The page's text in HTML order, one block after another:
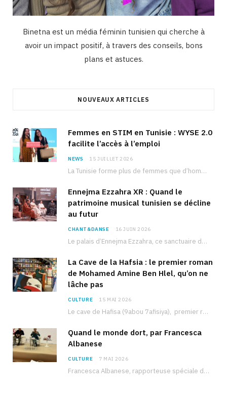
Binetna est un média féminin tunisien qui cherche à
avoir un impact positif, à travers des conseils, bons
plans et astuces.
NOUVEAUX ARTICLES
Femmes en STIM en Tunisie : WYSE 2.0
facilite l’accès à l’emploi
NEWS 15 JUILLET 2026
La Tunisie forme plus de femmes que d’hommes dans les filières scientifiques. Pourtant, pour beaucoup…
Ennejma Ezzahra XR : Quand le
patrimoine musical tunisien se décline
au futur
CHANT&DANSE 16 JUIN 2026
Le palais d’Ennejma Ezzahra, ce sanctuaire de la musique tunisienne et méditerranéenne construit par le…
La Cave de la Hafsia : le premier roman
de Mohamed Amine Ben Hlel, qu’on ne
lâche pas
CULTURE 15 MAI 2026
Le cave de Hafisa (9abou 7afisiya), premier roman du journaliste tunisien Mohamed Amine Ben Hlel,…
Quand le monde dort, par Francesca
Albanese
CULTURE 7 MAI 2026
Francesca Albanese, rapporteuse spéciale de l’ONU sur les territoires palestiniens occupés, était à Tunis pour…